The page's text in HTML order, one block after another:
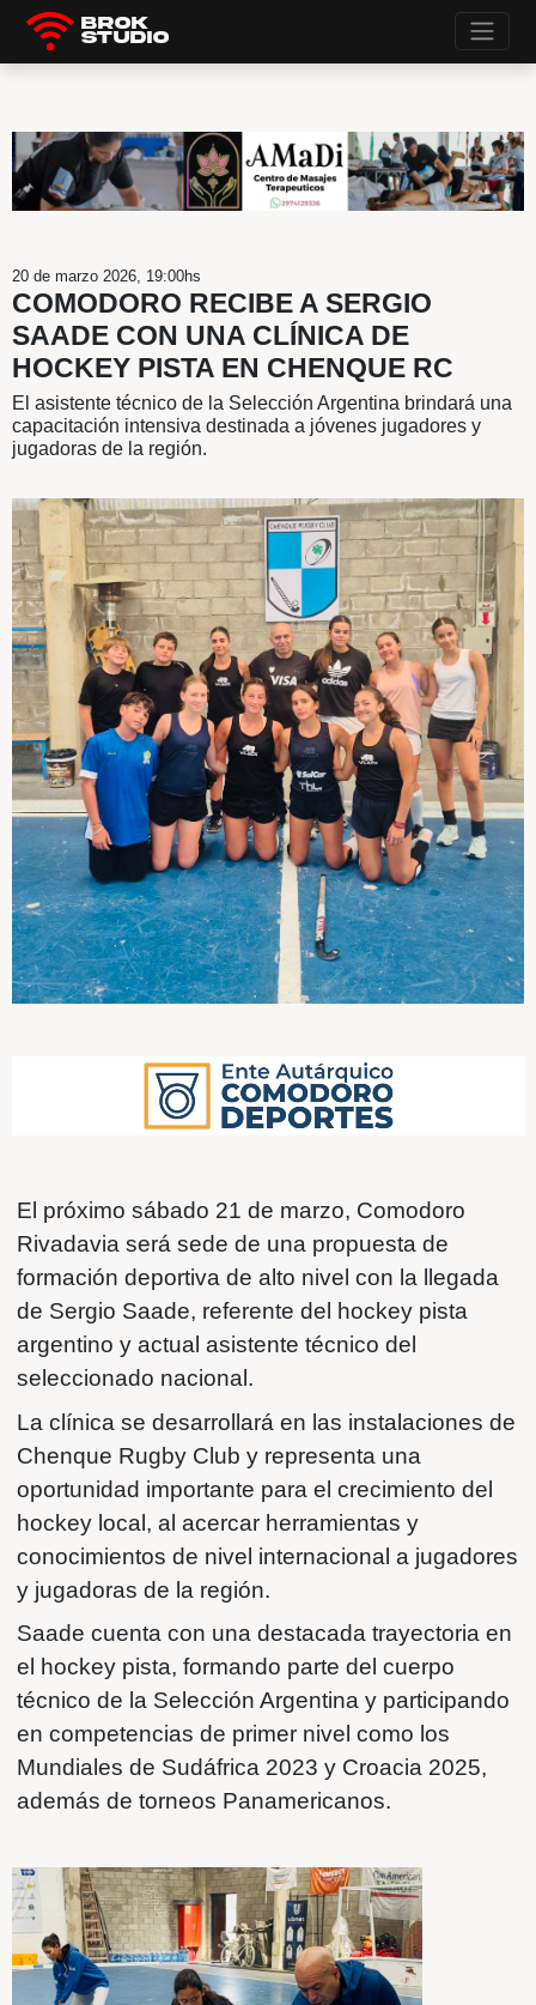
Brok
Studio
20 de marzo 2026, 19:00hs
COMODORO RECIBE A
SAADE CON UNA CLÍNICA DE
HOCKEY PISTA EN CHENQUE
El asistente técnico de la Selección Argentina
capacitación intensiva destinada a jóvenes
jugadoras de la región.
El próximo sábado 21 de marzo,
Rivadavia será sede de una propuesta
formación deportiva de alto nivel con la
de Sergio Saade, referente del hockey
argentino y actual asistente técnico del
seleccionado nacional.
La clínica se desarrollará en las
Chenque Rugby Club y representa una
oportunidad importante para el
hockey local, al acercar herramientas y
conocimientos de nivel internacional a
y jugadoras de la región.